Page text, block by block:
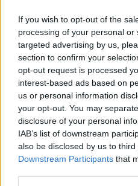
If you wish to opt-out of the
processing of your personal
targeted advertising by us,
section to confirm your
opt-out request is processed
interest-based ads based on
us or personal information
your opt-out. You may
disclosure of your personal
IAB’s list of downstream
also be disclosed by us to
Downstream Participants that
strumento per tutelare la
decedute, creando spazi
Tuttavia, i resoconti
piattaforma consente la
per account di minori
sollevando interrogativi
rispetto, sicurezza e
Verso procedure più
Le parti in causa hanno